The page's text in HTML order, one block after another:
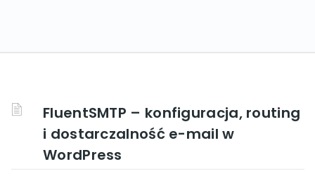
FluentSMTP – konfiguracja, routing
i dostarczalność e-mail w
WordPress